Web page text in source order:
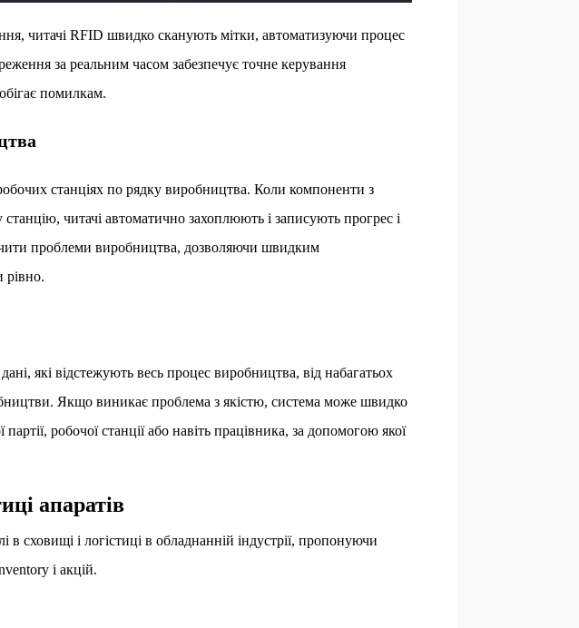
читачі RFID швидко сканують мітки, автоматизуючи процес
за реальним часом забезпечує точне керування
помилкам.
станціях по рядку виробництва. Коли компоненти з
читачі автоматично захоплюють і записують прогрес і
проблеми виробництва, дозволяючи швидким
які відстежують весь процес виробництва, від набагатьох
Якщо виникає проблема з якістю, система може швидко
робочої станції або навіть працівника, за допомогою якої
апаратів
сховищі і логістиці в обладнанній індустрії, пропонуючи
і акцій.